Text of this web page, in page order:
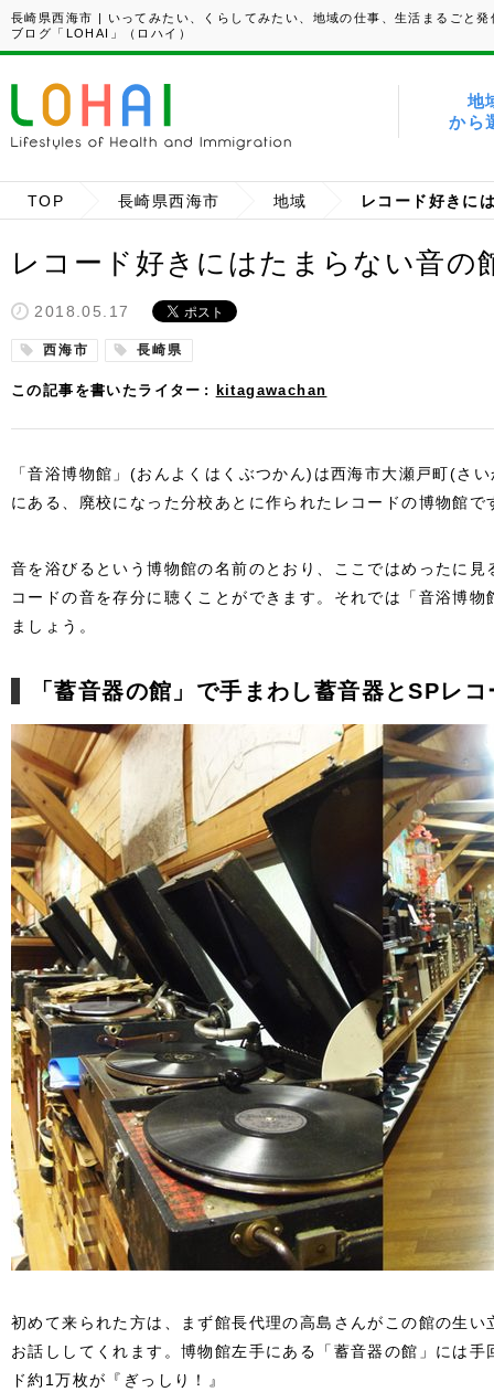
長崎県西海市 | いってみたい、くらしてみたい、地域の仕事、生活まるごと発
ブログ「LOHAI」（ロハイ）
地
から
TOP 長崎県西海市 地域
レコード好きにはたまらない音の
2018.05.17
西海市 長崎県
この記事を書いたライター kitagawachan
「音浴博物館」(おんよくはくぶつかん)は西海市大瀬戸町(さ
にある、廃校になった分校あとに作られたレコードの博物館で
音を浴びるという博物館の名前のとおり、ここではめったに
コードの音を存分に聴くことができます。それでは「音浴博
ましょう。
「蓄音器の館」で手まわし蓄音器とSPレ
初めて来られた方は、まず館長代理の高島さんがこの館の生
お話ししてくれます。博物館左手にある「蓄音器の館」には
ド約1万枚が『ぎっしり！』